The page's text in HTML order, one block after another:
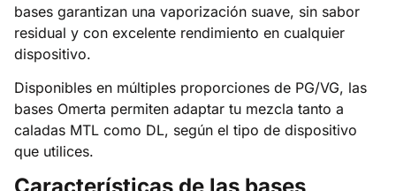
bases garantizan una vaporización suave, sin sabor
residual y con excelente rendimiento en cualquier
dispositivo.
Disponibles en múltiples proporciones de PG/VG, las
bases Omerta permiten adaptar tu mezcla tanto a
caladas MTL como DL, según el tipo de dispositivo
que utilices.